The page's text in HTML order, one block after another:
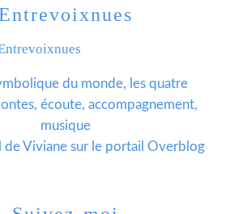
du monde, les quatre
écoute, accompagnement,
musique
deVivianesur le portail Overblog